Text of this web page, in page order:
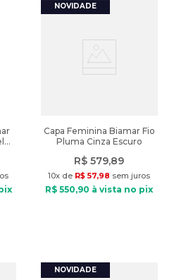
Capa Feminina Biamar Fio
Pluma Cinza Escuro
R$ 579,89
10x de R$ 57,98 sem juros
R$ 550,90 à vista no pix